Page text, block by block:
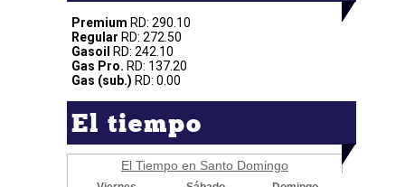
Premium RD: 290.10
Regular RD: 272.50
Gasoil
RD: 242.10
Gas Pro. RD: 137.20
Gas (sub.) RD: 0.00
El tiempo
El Tiempo en Santo Domingo